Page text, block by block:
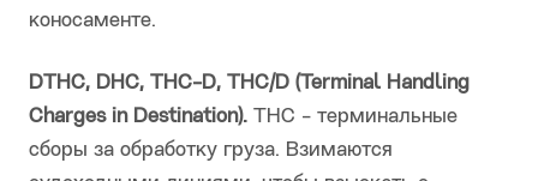
коносаменте.
DTHC, DHC, THC-D, THC/D (Terminal Handling
Charges in Destination). THC - терминальные
сборы за обработку груза. Взимаются